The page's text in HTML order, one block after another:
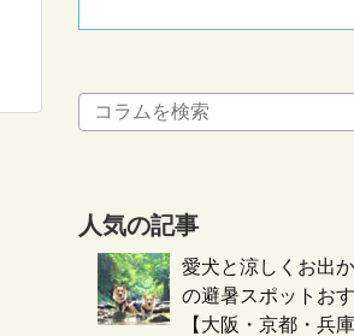
人気の記事
愛犬と涼しくお出
の避暑スポットお
【大阪・京都・兵